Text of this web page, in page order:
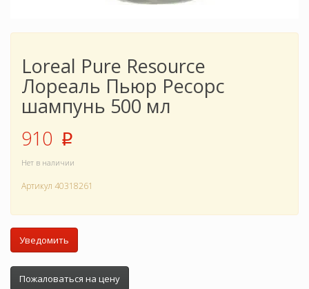
Loreal Pure Resource
Лореаль Пьюр Ресорс
шампунь 500 мл
910 p
Нет в наличии
Артикул 40318261
Уведомить
Пожаловаться на цену